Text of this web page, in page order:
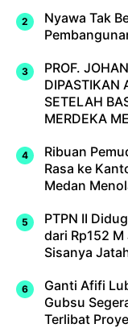
Nyawa Tak
PROF.
DIPASTIKAN
SETELAH
MERDEKA
Ribuan
Rasa ke
Medan
PTPN II
dari Rp152
Sisanya
Ganti Afifi
Gubsu
Terlibat